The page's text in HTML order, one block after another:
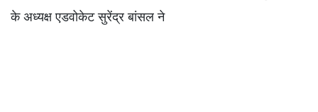
के अध्यक्ष एडवोकेट सुरेंद्र बांसल ने